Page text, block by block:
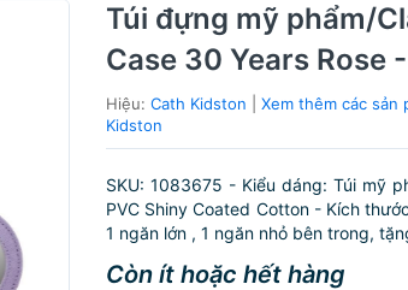
Túi đựng mỹ phẩm/
Case 30 Years Rose
Hiệu:Cath Kidston |Xem thêm các sản
Kidston
SKU: 1083675 - Kiểu dáng: Túi mỹ
PVC Shiny Coated Cotton - Kích
1 ngăn lớn , 1 ngăn nhỏ bên trong,
Còn ít hoặc hết hàng